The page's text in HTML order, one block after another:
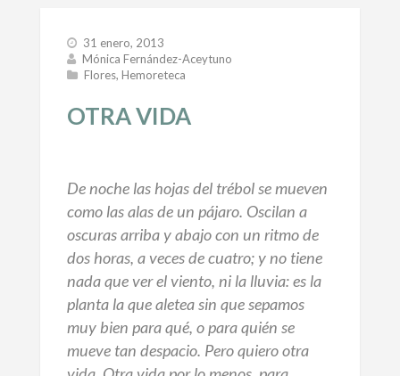
31 enero, 2013
Mónica Fernández-Aceytuno
Flores, Hemoreteca
OTRA VIDA
De noche las hojas del trébol se mueven
como las alas de un pájaro. Oscilan a
oscuras arriba y abajo con un ritmo de
dos horas, a veces de cuatro; y no tiene
nada que ver el viento, ni la lluvia: es la
planta la que aletea sin que sepamos
muy bien para qué, o para quién se
mueve tan despacio. Pero quiero otra